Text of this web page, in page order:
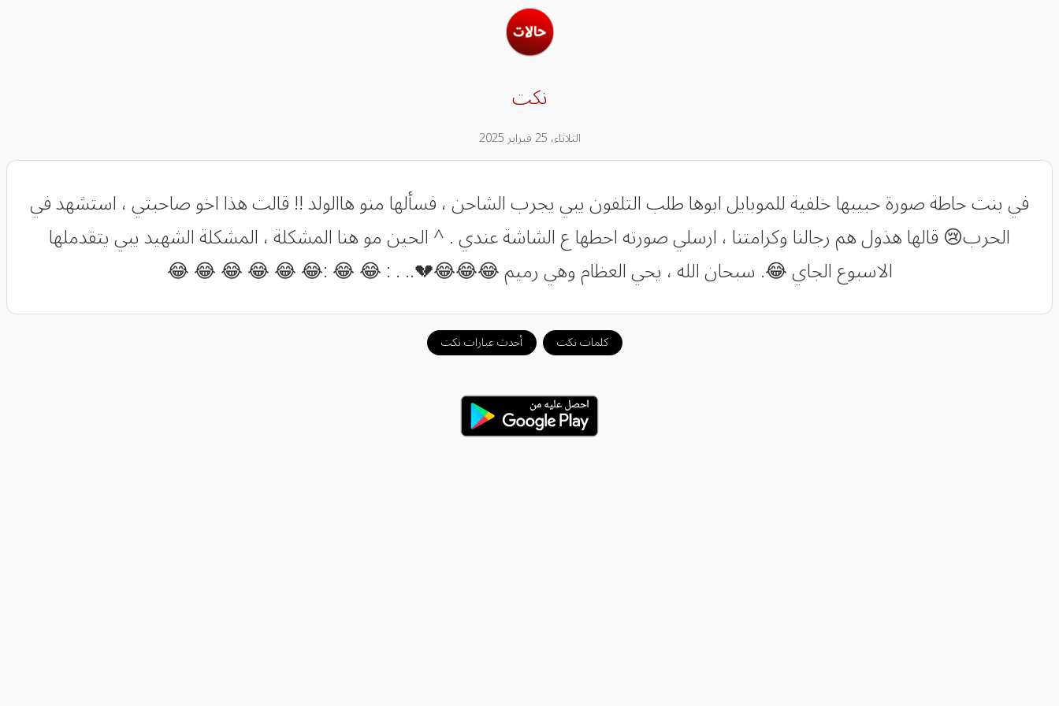
نكت
الثلاثاء، 25 فبراير 2025
في بنت حاطة صورة حبيبها خلفية للموبايل ابوها طلب التلفون يبي يجرب الشاحن ، فسألها منو هاالولد !! قالت هذا اخو صاحبتي ، استشهد في
الحرب😢 قالها هذول هم رجالنا وكرامتنا ، ارسلي صورته احطها ع الشاشة عندي . ^ الحين مو هنا المشكلة ، المشكلة الشهيد يبي يتقدملها
الاسبوع الجاي 😂. سبحان الله ، يحي العظام وهي رميم 😂😂😂💔.. . : 😂 😂 :😂 😂 😂 😂 😂 😂
كلمات نكت أحدث عبارات نكت